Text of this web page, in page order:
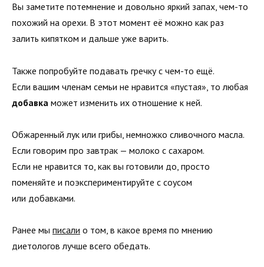
Вы заметите потемнение и довольно яркий запах, чем-то
похожий на орехи. В этот момент её можно как раз
залить кипятком и дальше уже варить.
Также попробуйте подавать гречку с чем-то ещё.
Если вашим членам семьи не нравится «пустая», то любая
добавка может изменить их отношение к ней.
Обжаренный лук или грибы, немножко сливочного масла.
Если говорим про завтрак — молоко с сахаром.
Если не нравится то, как вы готовили до, просто
поменяйте и поэкспериментируйте с соусом
или добавками.
Ранее мы писали о том, в какое время по мнению
диетологов лучше всего обедать.